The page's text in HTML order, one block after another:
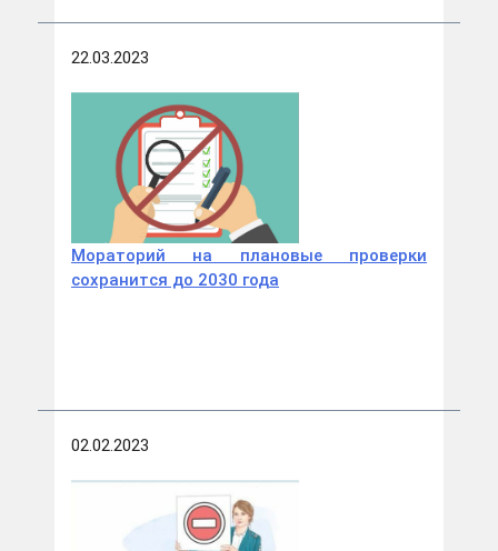
22.03.2023
Мораторий на плановые проверки
сохранится до 2030 года
02.02.2023